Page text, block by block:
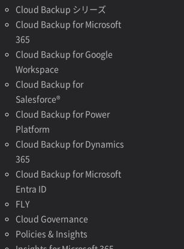
Cloud Backup シリーズ
Cloud Backup for Microsoft
365
Cloud Backup for Google
Workspace
Cloud Backup for
Salesforce®
Cloud Backup for Power
Platform
Cloud Backup for Dynamics
365
Cloud Backup for Microsoft
Entra ID
FLY
Cloud Governance
Policies & Insights